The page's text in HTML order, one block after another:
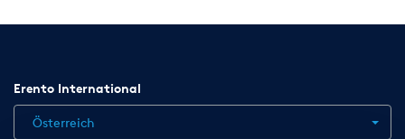
Erento International
Österreich